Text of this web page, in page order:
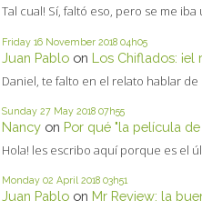
Tal cual! Sí, faltó eso, pero se me iba
Friday 16 November 2018 04h05
Juan Pablo on Los Chiflados: ¡el
Daniel, te falto en el relato hablar de
Sunday 27 May 2018 07h55
Nancy on Por qué "la película
Hola! les escribo aquí porque es el
Monday 02 April 2018 03h51
Juan Pablo on Mr Review: la